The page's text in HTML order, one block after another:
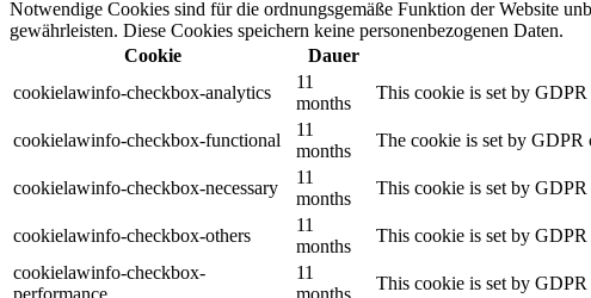
Notwendige Cookies sind für die ordnungsgemäße Funktion der Website
gewährleisten. Diese Cookies speichern keine personenbezogenen Daten.
Cookie
Dauer
cookielawinfo-checkbox-analytics
11
months
This cookie is set by
cookielawinfo-checkbox-functional
11
months
The cookie is set by GDPR
cookielawinfo-checkbox-necessary
11
months
This cookie is set by
cookielawinfo-checkbox-others
11
months
This cookie is set by
cookielawinfo-checkbox-
performance
11
months
This cookie is set by